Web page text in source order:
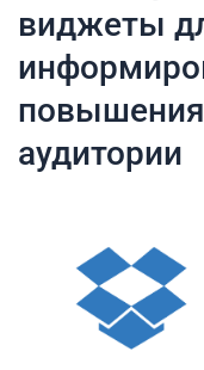
виджеты
аудитории